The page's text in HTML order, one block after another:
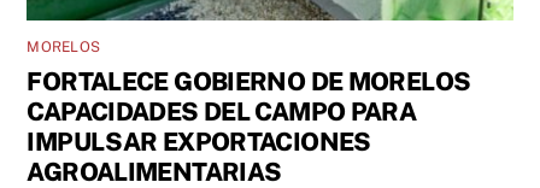
MORELOS
FORTALECE GOBIERNO DE MORELOS
CAPACIDADES DEL CAMPO PARA
IMPULSAR EXPORTACIONES
AGROALIMENTARIAS